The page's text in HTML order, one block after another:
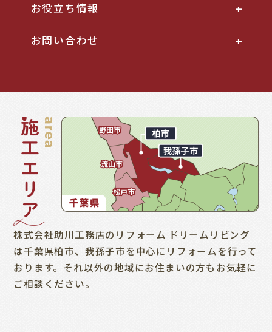
お役立ち情報
お問い合わせ
株式会社助川工務店のリフォーム ドリームリビング
は千葉県柏市、我孫子市を中心にリフォームを行って
おります。それ以外の地域にお住まいの方もお気軽に
ご相談ください。